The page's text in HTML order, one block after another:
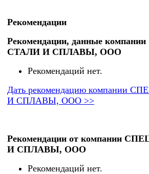
Рекомендации
Рекомендации, данные
СТАЛИ И СПЛАВЫ, ООО
Рекомендаций нет.
Дать рекомендацию компании
И СПЛАВЫ, ООО >>
Рекомендации от компании
И СПЛАВЫ, ООО
Рекомендаций нет.